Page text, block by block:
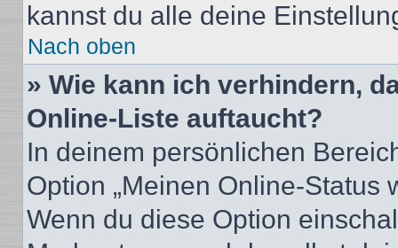
kannst du alle deine
Nach oben
» Wie kann ich verhindern,
Online-Liste auftaucht?
In deinem persönlichen
Option „Meinen Online-Status
Wenn du diese Option